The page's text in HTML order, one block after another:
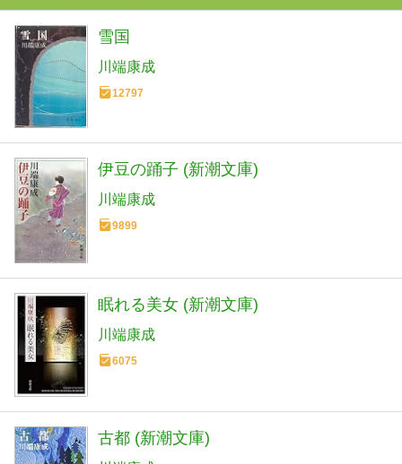
雪国
川端康成
12797
伊豆の踊子 (新潮文庫)
川端康成
9899
眠れる美女 (新潮文庫)
川端康成
6075
古都 (新潮文庫)